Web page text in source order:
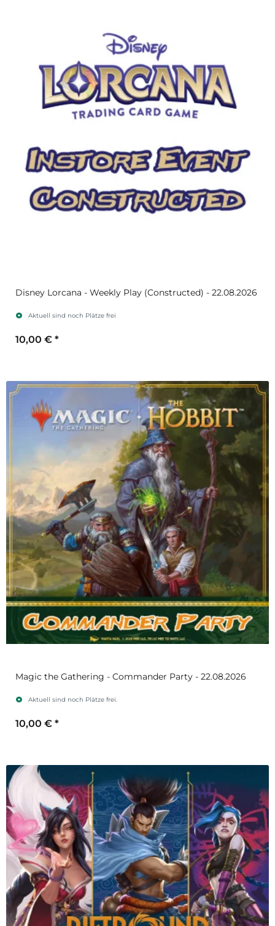
Disney Lorcana - Weekly Play (Constructed) - 22.08.2026
Aktuell sind noch Plätze frei
10,00 € *
Magic the Gathering - Commander Party - 22.08.2026
Aktuell sind noch Plätze frei.
10,00 € *